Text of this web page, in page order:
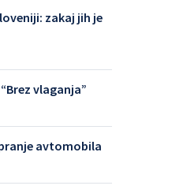
zakaj jih je
vlaganja”
avtomobila